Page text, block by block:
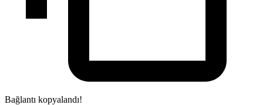
Bağlantı kopyalandı!